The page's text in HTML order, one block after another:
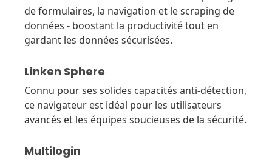
de formulaires, la navigation et le scraping de
données - boostant la productivité tout en
gardant les données sécurisées.
Linken Sphere
Connu pour ses solides capacités anti-détection,
ce navigateur est idéal pour les utilisateurs
avancés et les équipes soucieuses de la sécurité.
Multilogin